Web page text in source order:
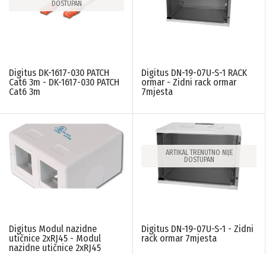
LINIJA PROIZVODA
Mrezna oprema(74)
Video nadzor
PONIŠTITE SVE FILTERE
DOSTUPAN
Digitus DK-1617-030 PATCH
Cat6 3m - DK-1617-030 PATCH
Cat6 3m
Digitus DN-19-07U-S-1 RACK
ormar - Zidni rack ormar
7mjesta
Digitus Modul nazidne
utičnice 2xRJ45 - Modul
nazidne utičnice 2xRJ45
ARTIKAL TRENUTNO NIJE
DOSTUPAN
Digitus DN-19-07U-S-1 - Zidni
rack ormar 7mjesta